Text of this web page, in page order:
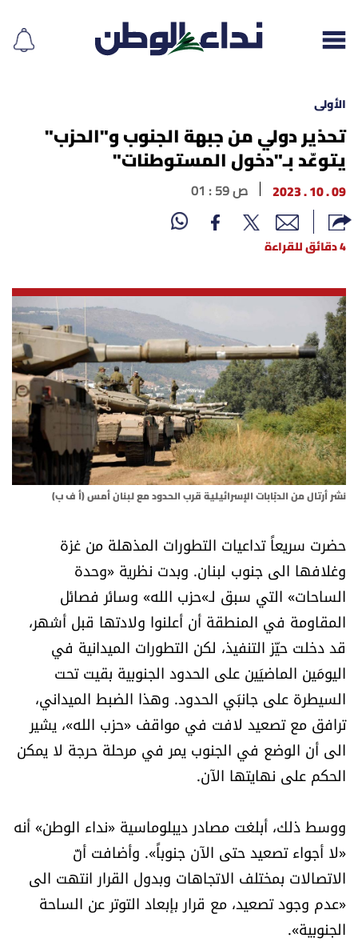
إقرأ الجريدة
لبنان
الغلاف
نداء اليوم
محليات
أسرار
متفرقات
نداء القرّاء
خاص الموقع
كتّابنا
تحت المجهر
آراء
اقتصاد
العالم
الصحافة الإسرائيلية
ثقافة وفنون
فصل من كتاب
اقرأ تضحك
الأولى
تحذير دولي من جبهة الجنوب و"الحزب"
يتوعّد بـ"دخول المستوطنات"
09 . 10 . 2023 01 : 59 ص
4 دقائق للقراءة
نشر أرتال من الدبّابات الإسرائيلية قرب الحدود مع لبنان أمس (أ ف ب)
حضرت سريعاً تداعيات التطورات المذهلة من غزة
وغلافها الى جنوب لبنان. وبدت نظرية «وحدة
الساحات» التي سبق لـ»حزب الله» وسائر فصائل
المقاومة في المنطقة أن أعلنوا ولادتها قبل أشهر،
قد دخلت حيّز التنفيذ، لكن التطورات الميدانية في
اليومَين الماضيَين على الحدود الجنوبية بقيت تحت
السيطرة على جانبَي الحدود. وهذا الضبط الميداني،
ترافق مع تصعيد لافت في مواقف «حزب الله»، يشير
الى أن الوضع في الجنوب يمر في مرحلة حرجة لا يمكن
الحكم على نهايتها الآن.
ووسط ذلك، أبلغت مصادر ديبلوماسية «نداء الوطن» أنه
«لا أجواء تصعيد حتى الآن جنوباً». وأضافت أنّ
الاتصالات بمختلف الاتجاهات وبدول القرار انتهت الى
«عدم وجود تصعيد، مع قرار بإبعاد التوتر عن الساحة
الجنوبية».